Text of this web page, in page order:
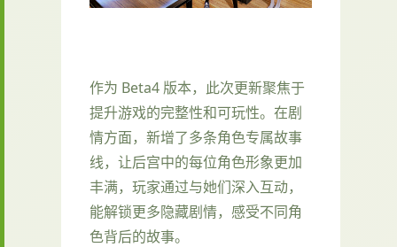
作为 Beta4 版本，此次更新聚焦于
提升游戏的完整性和可玩性。在剧
情方面，新增了多条角色专属故事
线，让后宫中的每位角色形象更加
丰满，玩家通过与她们深入互动，
能解锁更多隐藏剧情，感受不同角
色背后的故事。